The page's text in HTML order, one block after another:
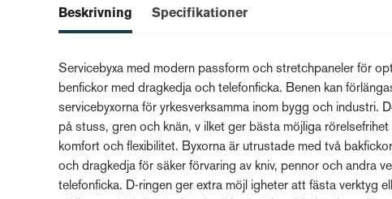
Beskrivning Specifikationer
Servicebyxa med modern passform och stretchpaneler för
benfickor med dragkedja och telefonficka. Benen kan
servicebyxorna för yrkesverksamma inom bygg och industri.
på stuss, gren och knän, v ilket ger bästa möjliga
komfort och flexibilitet. Byxorna är utrustade med två
och dragkedja för säker förvaring av kniv, pennor och andra
telefonficka. D-ringen ger extra möjl igheter att fästa verktyg